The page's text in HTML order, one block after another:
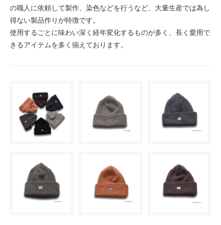
の職人に依頼して製作、染色などを行うなど、大量生産では為し
得ない製品作りが特徴です。
使用するごとに味わい深く経年変化するものが多く、長く愛用で
きるアイテムを多く揃えております。